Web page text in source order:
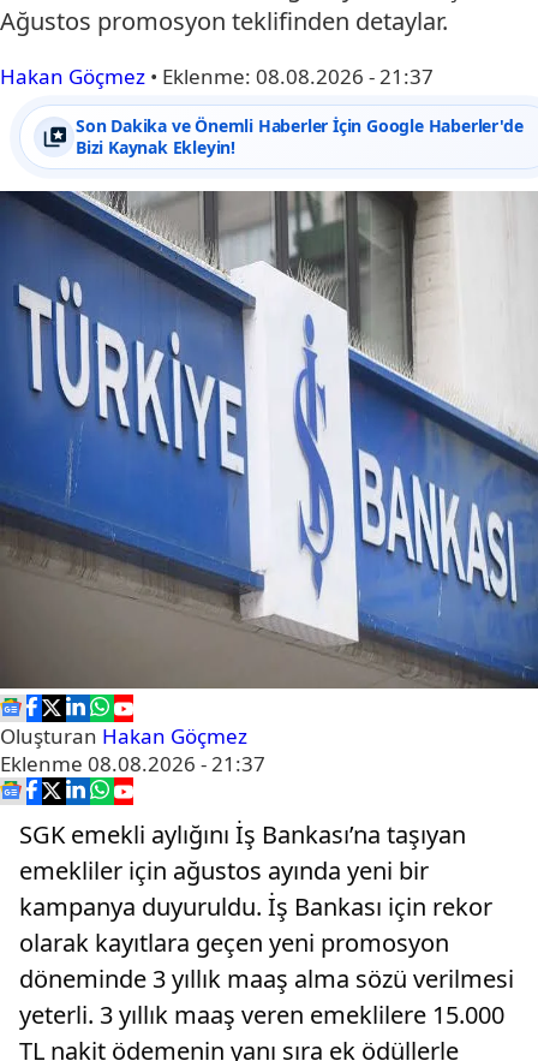
Ağustos promosyon teklifinden detaylar.
Hakan Göçmez • Eklenme: 08.08.2026 - 21:37
Son Dakika ve Önemli Haberler İçin Google Haberler'de
Bizi Kaynak Ekleyin!
Oluşturan Hakan Göçmez
Eklenme 08.08.2026 - 21:37
SGK emekli aylığını İş Bankası’na taşıyan
emekliler için ağustos ayında yeni bir
kampanya duyuruldu. İş Bankası için rekor
olarak kayıtlara geçen yeni promosyon
döneminde 3 yıllık maaş alma sözü verilmesi
yeterli. 3 yıllık maaş veren emeklilere 15.000
TL nakit ödemenin yanı sıra ek ödüllerle